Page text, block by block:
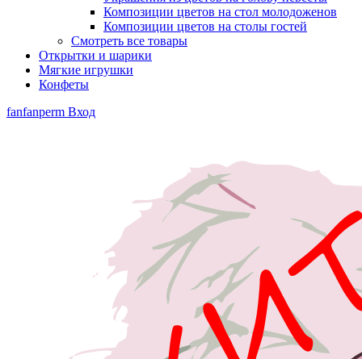
Композиции цветов на стол молодоженов
Композиции цветов на столы гостей
Смотреть все товары
Открытки и шарики
Мягкие игрушки
Конфеты
fanfanperm Вход